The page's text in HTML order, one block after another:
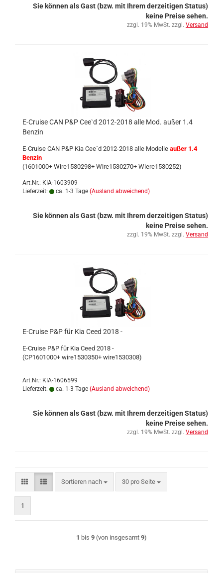
Sie können als Gast (bzw. mit Ihrem derzeitigen Status)
keine Preise sehen.
zzgl. 19% MwSt. zzgl. Versand
E-Cruise CAN P&P Cee`d 2012-2018 alle Mod. außer 1.4
Benzin
E-Cruise CAN P&P Kia Cee`d 2012-2018 alle Modelle außer 1.4
Benzin
(1601000+ Wire1530298+ Wire1530270+ Wiere1530252)
Art.Nr.: KIA-1603909
Lieferzeit:
ca. 1-3 Tage (Ausland abweichend)
Sie können als Gast (bzw. mit Ihrem derzeitigen Status)
keine Preise sehen.
zzgl. 19% MwSt. zzgl. Versand
E-Cruise P&P für Kia Ceed 2018 -
E-Cruise P&P für Kia Ceed 2018 -
(CP1601000+ wire1530350+ wire1530308)
Art.Nr.: KIA-1606599
Lieferzeit:
ca. 1-3 Tage (Ausland abweichend)
Sie können als Gast (bzw. mit Ihrem derzeitigen Status)
keine Preise sehen.
zzgl. 19% MwSt. zzgl. Versand
Sortieren nach
Sortieren nach 30 pro Seite
pro Seite
1
1 bis 9 (von insgesamt 9)